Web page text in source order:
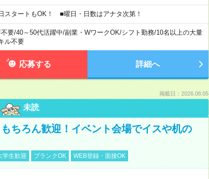
タートもOK！ ■曜日・日数はアナタ次第！
要/40～50代活躍中/副業・WワークOK/シフト勤務/10名以上の大量
ル不要
応募する 詳細へ
掲載日：2026.08.05
未読
ちろん歓迎！イベント会場でイスや机の
学生歓迎 ブランクOK WEB登録・面接OK